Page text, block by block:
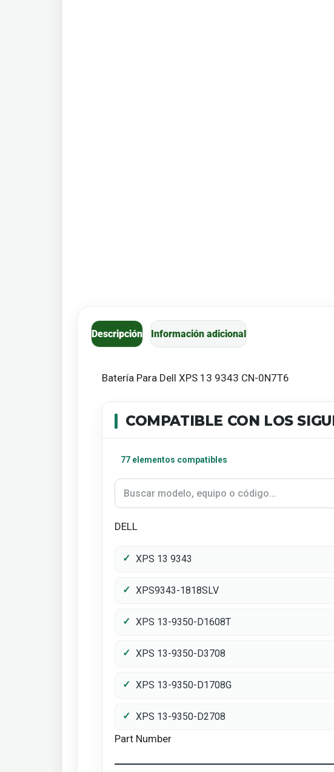
Descripción Información adicional
Batería Para Dell XPS 13 9343 CN-0N7T6
COMPATIBLE CON LOS
77 elementos compatibles
DELL
XPS 13 9343
XPS9343-1818SLV
XPS 13-9350-D1608T
XPS 13-9350-D3708
XPS 13-9350-D1708G
XPS 13-9350-D2708
Part Number